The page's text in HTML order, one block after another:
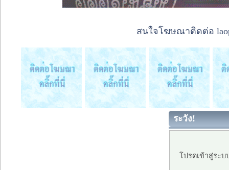
สนใจโฆษณาติดต่อ
ระวัง!
โปรดเข้าสู่ระ